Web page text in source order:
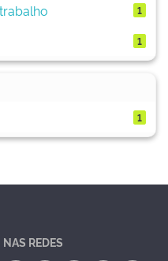
1
1
1
NAS REDES